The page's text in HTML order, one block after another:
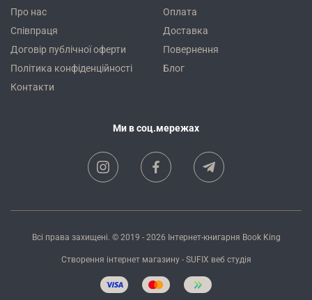
Про нас
Співпраця
Договір публічної оферти
Політика конфіденційності
Контакти
Оплата
Доставка
Повернення
Блог
Ми в соц.мережах
Всі права захищені. © 2019 - 2026 Інтернет-книгарня Book King
Створення інтернет магазину- SUFIX веб студія